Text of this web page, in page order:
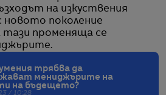
на изкуствения
новото поколение
тази променяща се
трябва да
мениджърите на
на бъдещето?
/ 10:28